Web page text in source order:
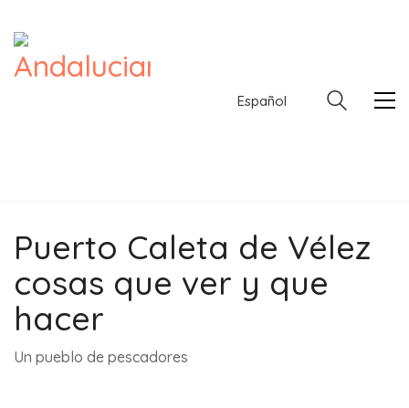
Español
Español
Puerto Caleta de Vélez
cosas que ver y que
hacer
Un pueblo de pescadores